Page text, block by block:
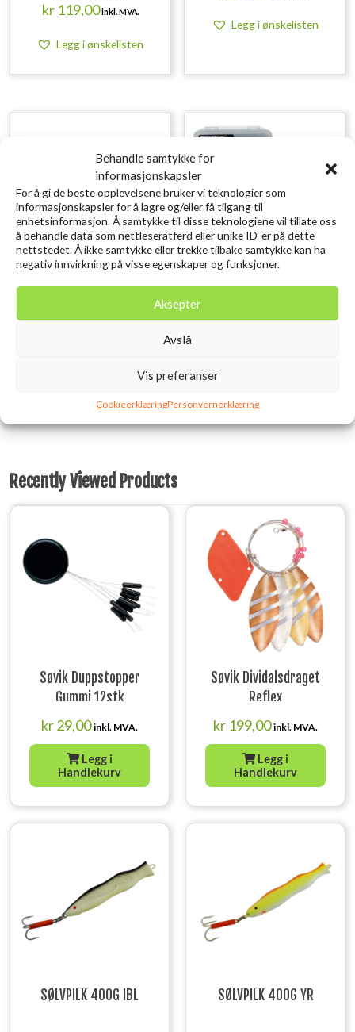
Behandle samtykke for
informasjonskapsler
For å gi de beste opplevelsene bruker vi teknologier som
informasjonskapsler for å lagre og/eller få tilgang til
enhetsinformasjon. Å samtykke til disse teknologiene vil tillate oss
å behandle data som nettleseratferd eller unike ID-er på dette
nettstedet. Å ikke samtykke eller trekke tilbake samtykke kan ha
negativ innvirkning på visse egenskaper og funksjoner.
Aksepter
Avslå
Vis preferanser
CookieerklæringPersonvernerklæring
kr119,00inkl. MVA.
Legg i ønskelisten
Legg i ønskelisten
SAVAGE GEAR LB Cannibal
Legg i ønskelisten
SAVAGE GEAR Lurebox 2
Recently Viewed Products
Søvik Duppstopper
Gummi 12stk
kr29,00 inkl. MVA.
Legg i
Handlekurv
Søvik Dividalsdraget
Reflex
kr 199,00 inkl. MVA.
Legg i
Handlekurv
SØLVPILK 400G IBL SØLVPILK 400G YR